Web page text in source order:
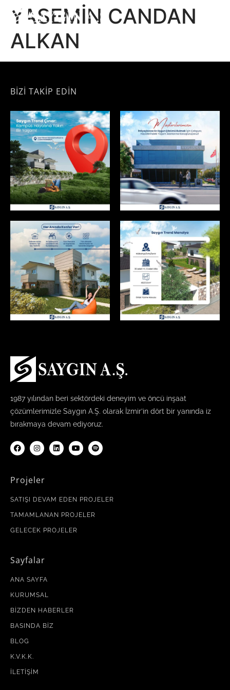
YASEMIN CANDAN
ALKAN
BİZİ TAKİP EDİN
1987 yılından beri sektördeki deneyim ve öncü inşaat
çözümlerimizle Saygın A.Ş. olarak İzmir’in dört bir yanında iz
bırakmaya devam ediyoruz.
Projeler
SATIŞI DEVAM EDEN PROJELER
TAMAMLANAN PROJELER
GELECEK PROJELER
Sayfalar
ANA SAYFA
KURUMSAL
BIZDEN HABERLER
BASINDA BIZ
BLOG
K.V.K.K.
İLETIŞIM